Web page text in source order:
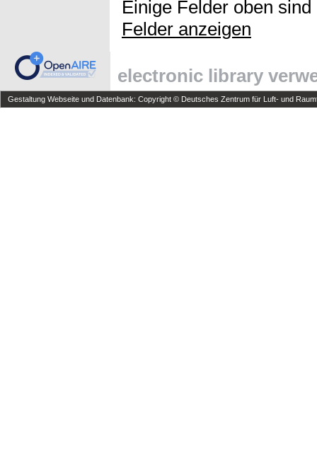
Einige Felder oben
Felder anzeigen
electronic library
Gestaltung Webseite und Datenbank: Copyright © Deutsches Zentrum für Luft- und